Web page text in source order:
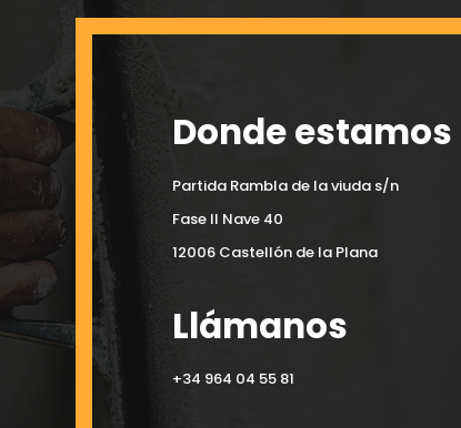
Donde estamos
Partida Rambla de la viuda s/n
Fase II Nave 40
12006 Castellón de la Plana
Llámanos
+34 964 04 55 81